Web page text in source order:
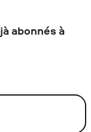
abonnés à